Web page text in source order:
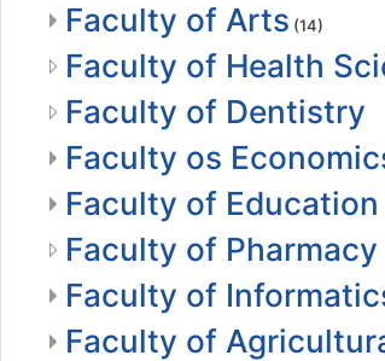
Faculty of Arts (14)
Faculty of Health
Faculty of Dentistry
Faculty os
Faculty of
Faculty of Pharmacy
Faculty of
Faculty of